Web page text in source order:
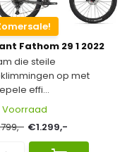
Fathom 29 1 2022
die steile
op met
effi...
Voorraad
€1.299,-